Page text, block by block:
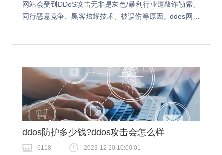
网站会受到DDoS攻击无非是灰色/暴利行业遭敲诈勒索、
同行恶意竞争、黑客炫耀技术、被误伤等原因。ddos网站
ddos防护多少钱?ddos攻击会怎么样
6118 2023-12-20 10:00:01